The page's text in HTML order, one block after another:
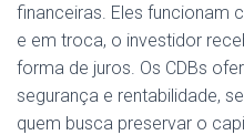
financeiras. Eles funcionam
e em troca, o investidor
forma de juros. Os CDBs
segurança e rentabilidade,
quem busca preservar o